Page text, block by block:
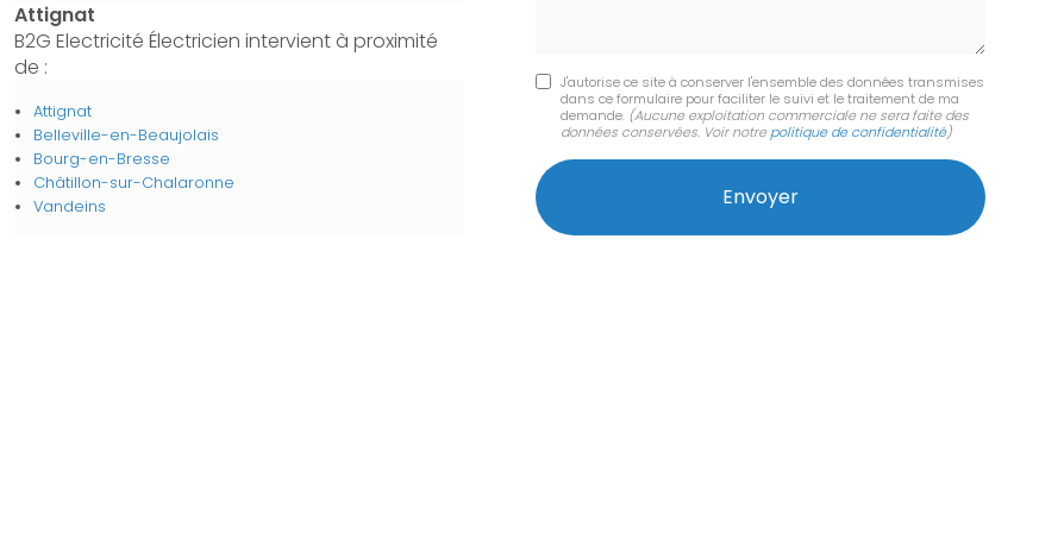
Attignat
B2G Electricité Électricien intervient à proximité
de :
Attignat
Belleville-en-Beaujolais
Bourg-en-Bresse
Châtillon-sur-Chalaronne
Vandeins
J'autorise ce site à conserver l'ensemble des données transmises
dans ce formulaire pour faciliter le suivi et le traitement de ma
demande. (Aucune exploitation commerciale ne sera faite des
données conservées. Voir notre politique de confidentialité)